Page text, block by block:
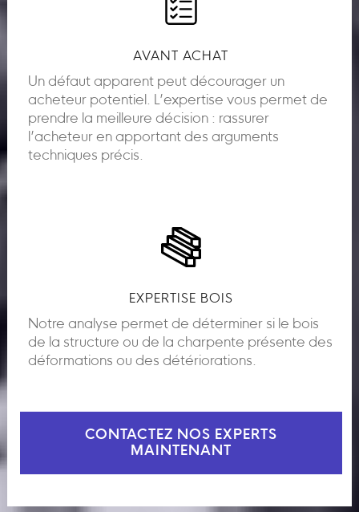
AVANT ACHAT
Un défaut apparent peut décourager un
acheteur potentiel. L’expertise vous permet de
prendre la meilleure décision : rassurer
l’acheteur en apportant des arguments
techniques précis.
EXPERTISE BOIS
Notre analyse permet de déterminer si le bois
de la structure ou de la charpente présente des
déformations ou des détériorations.
CONTACTEZ NOS EXPERTS
MAINTENANT